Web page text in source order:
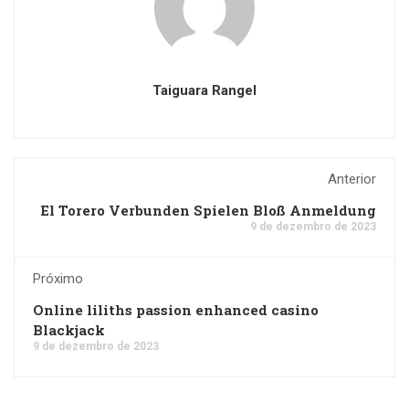
Taiguara Rangel
Anterior
El Torero Verbunden Spielen Bloß Anmeldung
9 de dezembro de 2023
Próximo
Online liliths passion enhanced casino
Blackjack
9 de dezembro de 2023